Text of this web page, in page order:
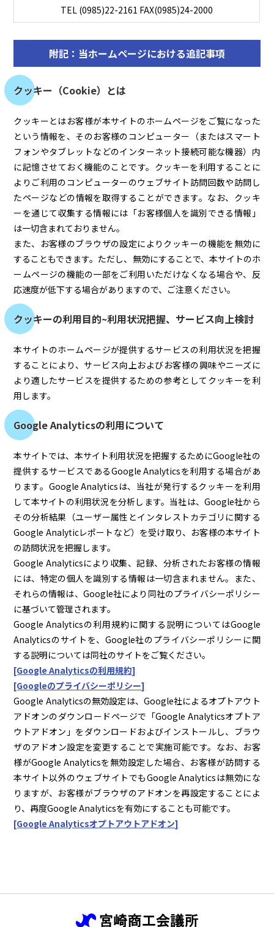
TEL (0985)22-2161 FAX(0985)24-2000
附記：当ホームページにおける追記事項
クッキー（Cookie）とは
クッキーとはお客様が本サイトのホームページをご覧になった
という情報を、そのお客様のコンピューター（またはスマート
フォンやタブレットなどのインターネット接続可能な機器）内
に記憶させておく機能のことです。クッキーを利用することに
よりご利用のコンピューターのウェブサイト訪問回数や訪問し
たページなどの情報を取得することができます。なお、クッキ
ーを通じて収集する情報には「お客様個人を識別できる情報」
は一切含まれておりません。
また、お客様のブラウザの設定によりクッキーの機能を無効に
することもできます。ただし、無効にすることで、本サイトのホ
ームページの機能の一部をご利用いただけなくなる場合や、反
応速度が低下する場合がありますので、ご注意ください。
クッキーの利用目的~利用状況把握、サービス向上検討
本サイトのホームページが提供するサービスの利用状況を把握
することにより、サービス向上およびお客様の興味やニーズに
より適したサービスを提供するための参考としてクッキーを利
用します。
Google Analyticsの利用について
本サイトでは、本サイト利用状況を把握するためにGoogle社の
提供するサービスであるGoogle Analyticsを利用する場合があ
ります。Google Analyticsは、当社が発行するクッキーを利用
して本サイトの利用状況を分析します。当社は、Google社から
その分析結果（ユーザー属性とインタレストカテゴリに関する
Google Analyticレポートなど）を受け取り、お客様の本サイト
の訪問状況を把握します。
Google Analyticsにより収集、記録、分析されたお客様の情報
には、特定の個人を識別する情報は一切含まれません。また、
それらの情報は、Google社により同社のプライバシーポリシー
に基づいて管理されます。
Google Analyticsの利用規約に関する説明についてはGoogle
Analyticsのサイトを、Google社のプライバシーポリシーに関
する説明については同社のサイトをご覧ください。
[Google Analyticsの利用規約]
[Googleのプライバシーポリシー]
Google Analyticsの無効設定は、Google社によるオプトアウト
アドオンのダウンロードページで「Google Analyticsオプトア
ウトアドオン」をダウンロードおよびインストールし、ブラウ
ザのアドオン設定を変更することで実施可能です。なお、お客
様がGoogle Analyticsを無効設定した場合、お客様が訪問する
本サイト以外のウェブサイトでもGoogle Analyticsは無効にな
りますが、お客様がブラウザのアドオンを再設定することによ
り、再度Google Analyticsを有効にすることも可能です。
[Google Analyticsオプトアウトアドオン]